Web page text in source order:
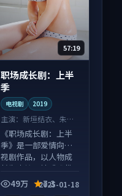
57:19
职场成长剧：上半
季
电视剧 2019
主演：新垣结衣、朱一
龙 等
《职场成长剧：上半
季》是一部爱情向电
视剧作品，以人物成
长为内核，情感戏份
扎实。
49万 7.3
2025-01-18